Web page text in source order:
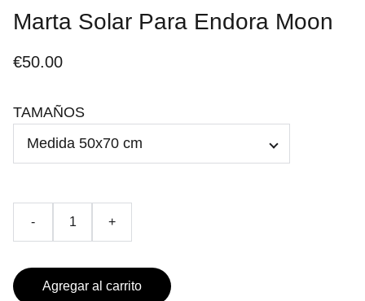
Marta Solar Para Endora Moon
€50.00
TAMAÑOS
- +
Agregar al carrito